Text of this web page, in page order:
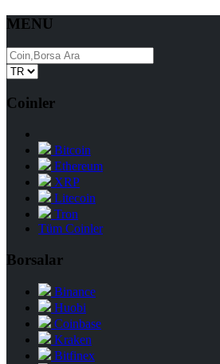
MENU
Coinler
Bitcoin
Ethereum
XRP
Litecoin
Tron
Tüm Coinler
Borsalar
Binance
Huobi
Coinbase
Kraken
Bitfinex